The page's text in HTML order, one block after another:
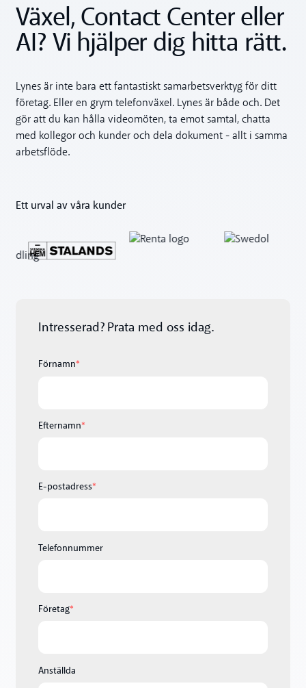
Växel, Contact Center eller
AI? Vi hjälper dig hitta rätt.
Lynes är inte bara ett fantastiskt samarbetsverktyg för ditt
företag. Eller en grym telefonväxel. Lynes är både och. Det
gör att du kan hålla videomöten, ta emot samtal, chatta
med kollegor och kunder och dela dokument - allt i samma
arbetsflöde.
Ett urval av våra kunder
Intresserad? Prata med oss idag.
Förnamn*
Efternamn*
E-postadress*
Telefonnummer
Företag*
Anställda